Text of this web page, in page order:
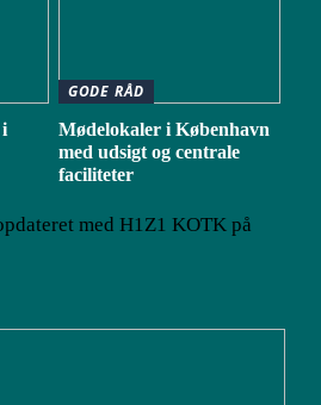
GODE RÅD
Mødelokaler i København
med udsigt og centrale
faciliteter
med H1Z1 KOTK på